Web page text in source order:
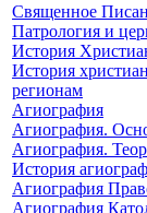
Священное
Патрология и
История
История
регионам
Агиография
Агиография.
Агиография.
История
Агиография
Агиография